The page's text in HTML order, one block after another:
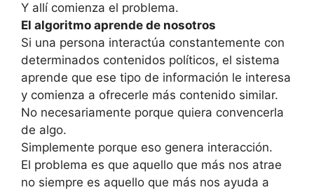
Y allí comienza el problema.
El algoritmo aprende de nosotros
Si una persona interactúa constantemente con
determinados contenidos políticos, el sistema
aprende que ese tipo de información le interesa
y comienza a ofrecerle más contenido similar.
No necesariamente porque quiera convencerla
de algo.
Simplemente porque eso genera interacción.
El problema es que aquello que más nos atrae
no siempre es aquello que más nos ayuda a